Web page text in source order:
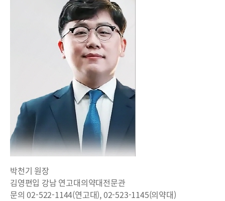
박천기 원장
김영편입 강남 연고대의약대전문관
문의 02-522-1144(연고대), 02-523-1145(의약대)